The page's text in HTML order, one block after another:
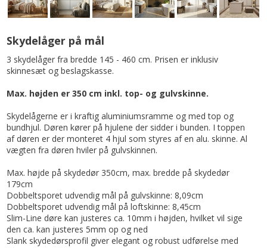
Skydelåger på mål
3 skydelåger fra bredde 145 - 460 cm. Prisen er inklusiv
skinnesæt og beslagskasse.
Max. højden er 350 cm inkl. top- og gulvskinne.
Skydelågerne er i kraftig aluminiumsramme og med top og
bundhjul. Døren kører på hjulene der sidder i bunden. I toppen
af døren er der monteret 4 hjul som styres af en alu. skinne. Al
vægten fra døren hviler på gulvskinnen.
Max. højde på skydedør 350cm, max. bredde på skydedør
179cm
Dobbeltsporet udvendig mål på gulvskinne: 8,09cm
Dobbeltsporet udvendig mål på loftskinne: 8,45cm
Slim-Line døre kan justeres ca. 10mm i højden, hvilket vil sige
den ca. kan justeres 5mm op og ned
Slank skydedørsprofil giver elegant og robust udførelse med